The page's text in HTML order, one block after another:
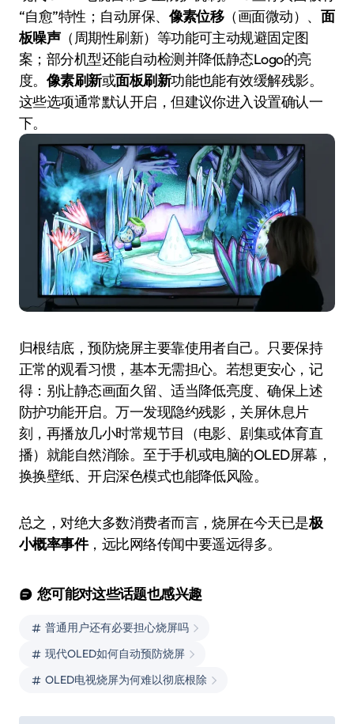
“自愈”特性；自动屏保、 像素位移（画面微动）、 面
板噪声（周期性刷新）等功能可主动规避固定图
案；部分机型还能自动检测并降低静态Logo的亮
度。 像素刷新或面板刷新功能也能有效缓解残影。
这些选项通常默认开启，但建议你进入设置确认一
下。
归根结底，预防烧屏主要靠使用者自己。只要保持
正常的观看习惯，基本无需担心。若想更安心，记
得：别让静态画面久留、适当降低亮度、确保上述
防护功能开启。万一发现隐约残影，关屏休息片
刻，再播放几小时常规节目（电影、剧集或体育直
播）就能自然消除。至于手机或电脑的OLED屏幕，
换换壁纸、开启深色模式也能降低风险。
总之，对绝大多数消费者而言，烧屏在今天已是极
小概率事件，远比网络传闻中要遥远得多。
您可能对这些话题也感兴趣
普通用户还有必要担心烧屏吗
现代OLED如何自动预防烧屏
OLED电视烧屏为何难以彻底根除